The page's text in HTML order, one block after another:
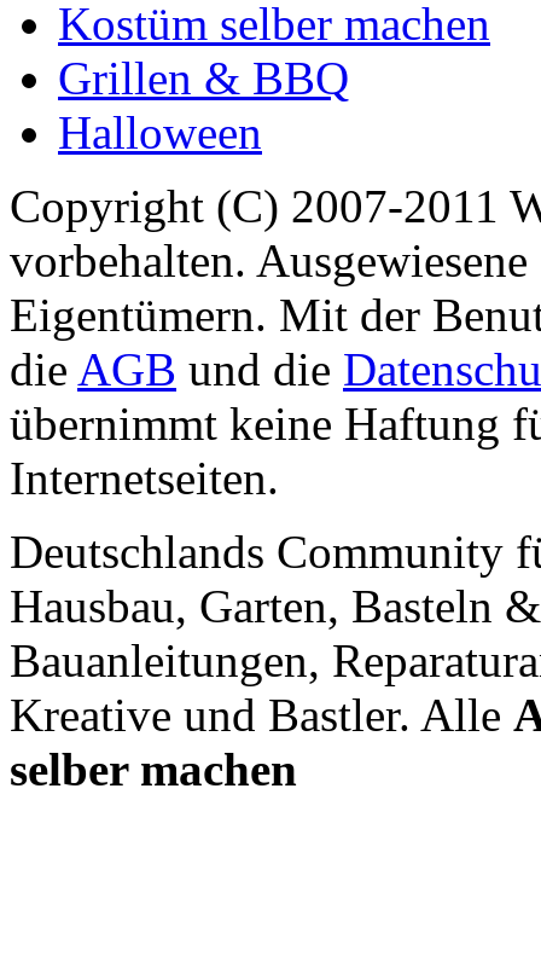
Kostüm selber machen
Grillen & BBQ
Halloween
Copyright (C) 2007-2011
vorbehalten.
Eigentümern. Mit der
die AGB und die
übernimmt keine Haftung
Internetseiten.
Deutschlands Community
Hausbau, Garten, Basteln
Bauanleitungen,
Kreative und Bastler. Alle
selber machen